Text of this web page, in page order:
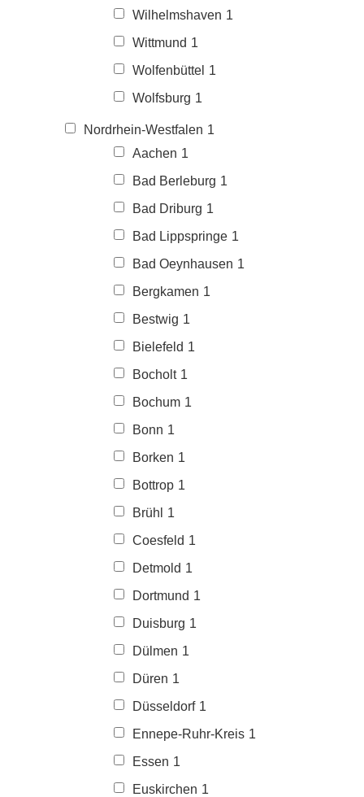
Wilhelmshaven 1
Wittmund 1
Wolfenbüttel 1
Wolfsburg 1
Nordrhein-Westfalen 1
Aachen 1
Bad Berleburg 1
Bad Driburg 1
Bad Lippspringe 1
Bad Oeynhausen 1
Bergkamen 1
Bestwig 1
Bielefeld 1
Bocholt 1
Bochum 1
Bonn 1
Borken 1
Bottrop 1
Brühl
1
Coesfeld 1
Detmold 1
Dortmund 1
Duisburg 1
Dülmen 1
Düren 1
Düsseldorf 1
Ennepe-Ruhr-Kreis 1
Essen 1
Euskirchen 1